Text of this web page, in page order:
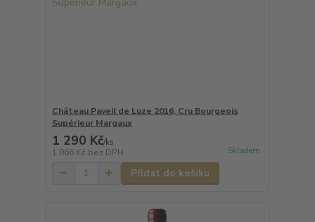
Château Paveil de Luze 2016, Cru Bourgeois
Supérieur Margaux
1 290 Kč/ks
1 066 Kč bez DPH Skladem
Přidat do košíku